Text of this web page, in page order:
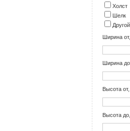
Холст
Шелк
Ширина
Ширина
Высота от,
Высота